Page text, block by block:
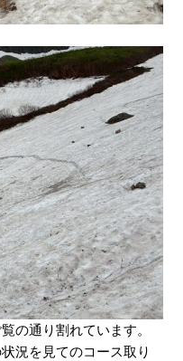
の通り割れています。
況を見てのコース取り